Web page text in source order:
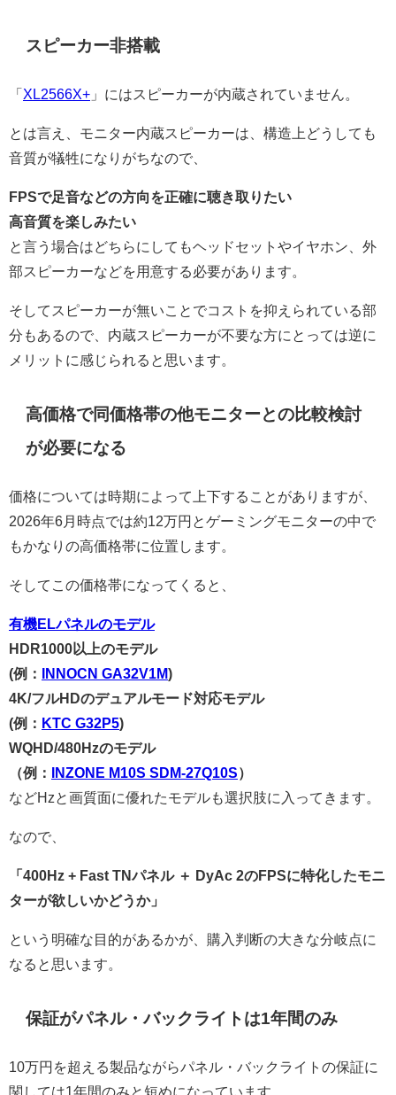
スピーカー非搭載
「 XL2566X+ 」にはスピーカーが内蔵されていません。
とは言え、モニター内蔵スピーカーは、構造上どうしても
音質が犠牲になりがちなので、
FPSで足音などの方向を正確に聴き取りたい
高音質を楽しみたい
と言う場合はどちらにしてもヘッドセットやイヤホン、外
部スピーカーなどを用意する必要があります。
そしてスピーカーが無いことでコストを抑えられている部
分もあるので、内蔵スピーカーが不要な方にとっては逆に
メリットに感じられると思います。
高価格で同価格帯の他モニターとの比較検討
が必要になる
価格については時期によって上下することがありますが、
2026年6月時点では約12万円とゲーミングモニターの中で
もかなりの高価格帯に位置します。
そしてこの価格帯になってくると、
有機ELパネルのモデル
HDR1000以上のモデル
(例：
INNOCN GA32V1M)
4K/フルHDのデュアルモード対応モデル
(例： KTC G32P5)
WQHD/480Hzのモデル
（例：
INZONE M10S SDM-27Q10S）
などHzと画質面に優れたモデルも選択肢に入ってきます。
なので、
「400Hz + Fast TNパネル ＋ DyAc 2のFPSに特化したモニ
ターが欲しいかどうか」
という明確な目的があるかが、購入判断の大きな分岐点に
なると思います。
保証がパネル・バックライトは1年間のみ
10万円を超える製品ながらパネル・バックライトの保証に
関しては1年間のみと短めになっています。